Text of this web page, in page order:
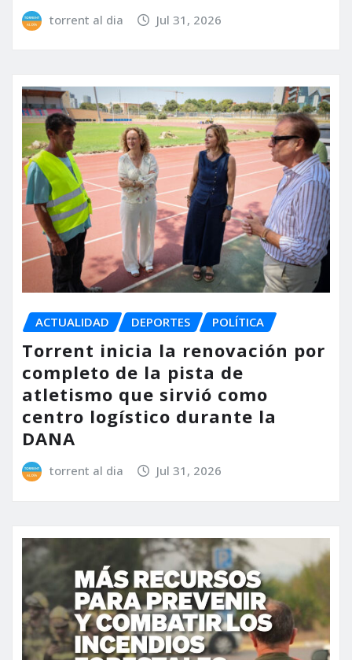
torrent al dia Jul 31, 2026
ACTUALIDAD DEPORTES POLÍTICA
Torrent inicia la renovación por
completo de la pista de
atletismo que sirvió como
centro logístico durante la
DANA
torrent al dia Jul 31, 2026